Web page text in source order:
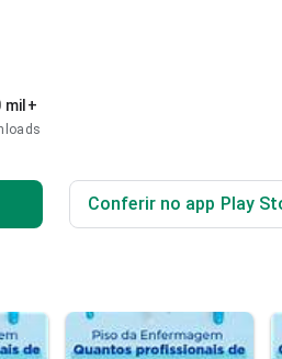
mil+
Conferir no app Play